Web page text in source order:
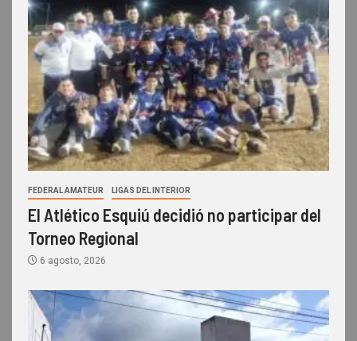
FEDERAL AMATEUR LIGAS DEL INTERIOR
El Atlético Esquiú decidió no participar del
Torneo Regional
6 agosto, 2026